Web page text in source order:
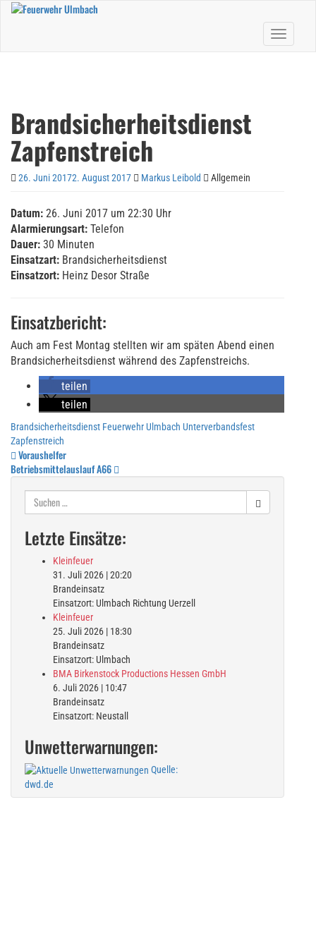
Skip
Toggle
Brandsicherheitsdienst
Zapfenstreich
26. Juni 20172. August 2017 Markus Leibold Allgemein
Datum: 26. Juni 2017 um 22:30 Uhr
Alarmierungsart: Telefon
Dauer: 30 Minuten
Einsatzart: Brandsicherheitsdienst
Einsatzort: Heinz Desor Straße
Einsatzbericht:
Auch am Fest Montag stellten wir am späten Abend einen
Brandsicherheitsdienst während des Zapfenstreichs.
teilen
teilen
Brandsicherheitsdienst Feuerwehr Ulmbach Unterverbandsfest
Zapfenstreich
Beitragsnavigation
Voraushelfer
Betriebsmittelauslauf A66
Suchen
Letzte Einsätze:
Kleinfeuer
31. Juli 2026 |20:20
Brandeinsatz
Einsatzort: Ulmbach Richtung Uerzell
Kleinfeuer
25. Juli 2026 | 18:30
Brandeinsatz
Einsatzort: Ulmbach
BMA Birkenstock Productions Hessen GmbH
6. Juli 2026 | 10:47
Brandeinsatz
Einsatzort: Neustall
Unwetterwarnungen:
Quelle:
dwd.de